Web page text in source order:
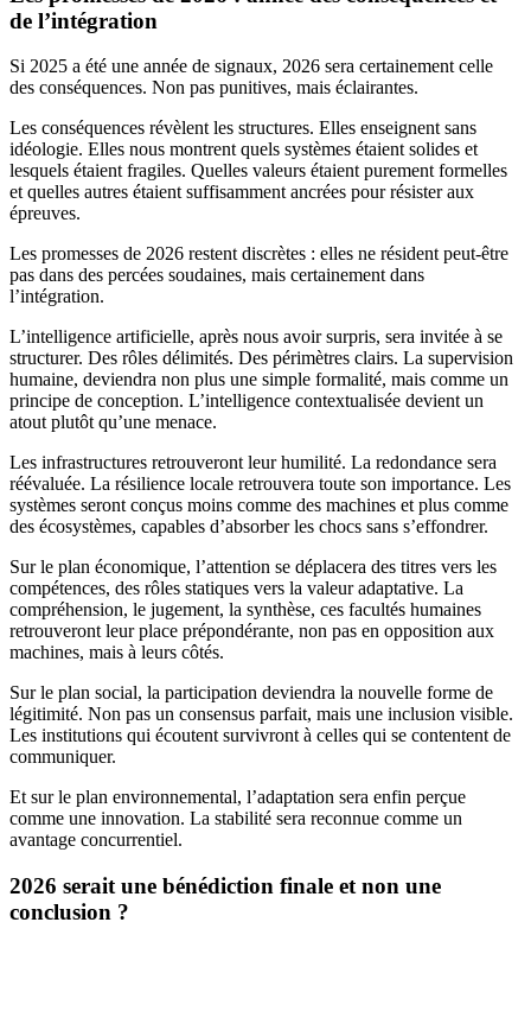
de l’intégration
Si 2025 a été une année de signaux, 2026 sera certainement celle
des conséquences. Non pas punitives, mais éclairantes.
Les conséquences révèlent les structures. Elles enseignent sans
idéologie. Elles nous montrent quels systèmes étaient solides et
lesquels étaient fragiles. Quelles valeurs étaient purement formelles
et quelles autres étaient suffisamment ancrées pour résister aux
épreuves.
Les promesses de 2026 restent discrètes : elles ne résident peut-être
pas dans des percées soudaines, mais certainement dans
l’intégration.
L’intelligence artificielle, après nous avoir surpris, sera invitée à se
structurer. Des rôles délimités. Des périmètres clairs. La supervision
humaine, deviendra non plus une simple formalité, mais comme un
principe de conception. L’intelligence contextualisée devient un
atout plutôt qu’une menace.
Les infrastructures retrouveront leur humilité. La redondance sera
réévaluée. La résilience locale retrouvera toute son importance. Les
systèmes seront conçus moins comme des machines et plus comme
des écosystèmes, capables d’absorber les chocs sans s’effondrer.
Sur le plan économique, l’attention se déplacera des titres vers les
compétences, des rôles statiques vers la valeur adaptative. La
compréhension, le jugement, la synthèse, ces facultés humaines
retrouveront leur place prépondérante, non pas en opposition aux
machines, mais à leurs côtés.
Sur le plan social, la participation deviendra la nouvelle forme de
légitimité. Non pas un consensus parfait, mais une inclusion visible.
Les institutions qui écoutent survivront à celles qui se contentent de
communiquer.
Et sur le plan environnemental, l’adaptation sera enfin perçue
comme une innovation. La stabilité sera reconnue comme un
avantage concurrentiel.
2026 serait une bénédiction finale et non une
conclusion ?